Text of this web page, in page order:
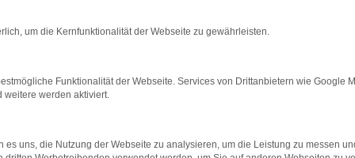
werden Fahrzeuge, die zwar gebraucht sind, jedoch erst
wir in unserer Meisterwerkstatt nahezu nie fest. Dennoch
zudem davon, dass die Modelle aus der aktuellen
Sie brauchen nur noch einzusteigen und
um die Kernfunktionalität der Webseite zu gewährleisten.
Funktionalität der Webseite. Services von Drittanbietern wie Google
weitere werden aktiviert.
es uns, die Nutzung der Webseite zu analysieren, um die Leistung zu messen